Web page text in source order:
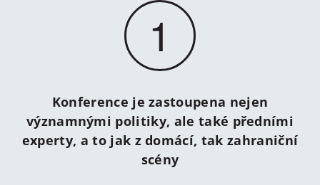
1
Konference je zastoupena nejen
významnými politiky, ale také předními
experty, a to jak z domácí, tak zahraniční
scény